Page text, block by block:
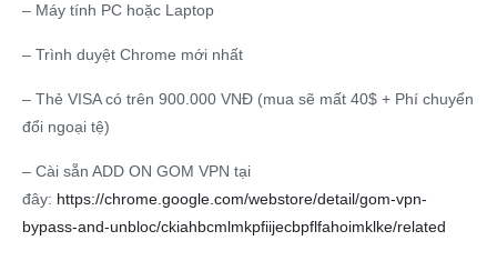
– Máy tính PC hoặc Laptop
– Trình duyệt Chrome mới nhất
– Thẻ VISA có trên 900.000 VNĐ (mua sẽ mất 40$ + Phí chuyển
đổi ngoại tệ)
– Cài sẵn ADD ON GOM VPN tại
đây: https://chrome.google.com/webstore/detail/gom-vpn-
bypass-and-unbloc/ckiahbcmlmkpfiijecbpflfahoimklke/related